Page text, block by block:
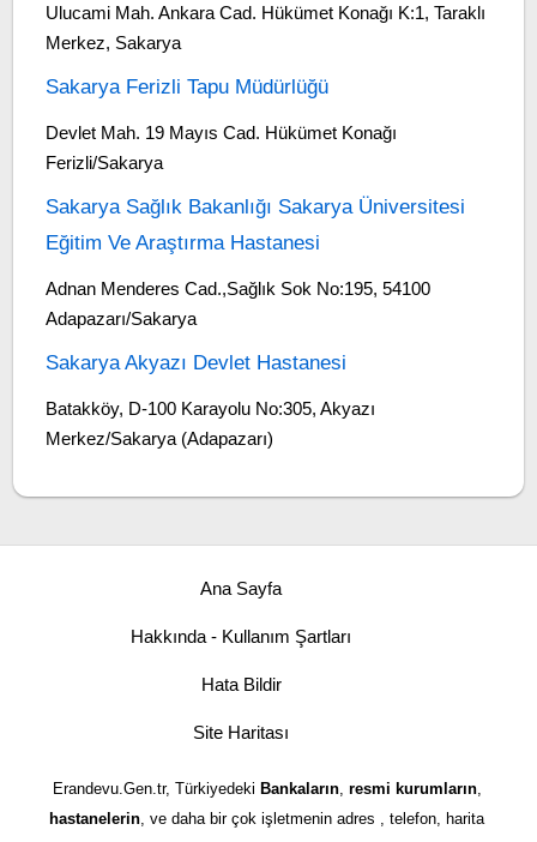
Ulucami Mah. Ankara Cad. Hükümet Konağı K:1, Taraklı
Merkez, Sakarya
Sakarya Ferizli Tapu Müdürlüğü
Devlet Mah. 19 Mayıs Cad. Hükümet Konağı
Ferizli/Sakarya
Sakarya Sağlık Bakanlığı Sakarya Üniversitesi
Eğitim Ve Araştırma Hastanesi
Adnan Menderes Cad.,Sağlık Sok No:195, 54100
Adapazarı/Sakarya
Sakarya Akyazı Devlet Hastanesi
Batakköy, D-100 Karayolu No:305, Akyazı
Merkez/Sakarya (Adapazarı)
Ana Sayfa
Hakkında - Kullanım Şartları
Hata Bildir
Site Haritası
Erandevu.Gen.tr, Türkiyedeki Bankaların, resmi kurumların,
hastanelerin, ve daha bir çok işletmenin adres , telefon, harita